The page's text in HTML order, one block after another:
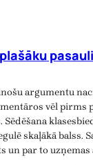
argumentu
vēl pirms
skaļākā balss.
un par to